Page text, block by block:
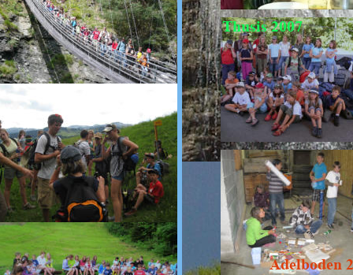
Thusis 2007
Adelboden